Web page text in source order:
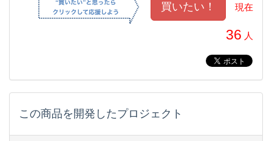
現在
36 人
この商品を開発したプロジェクト